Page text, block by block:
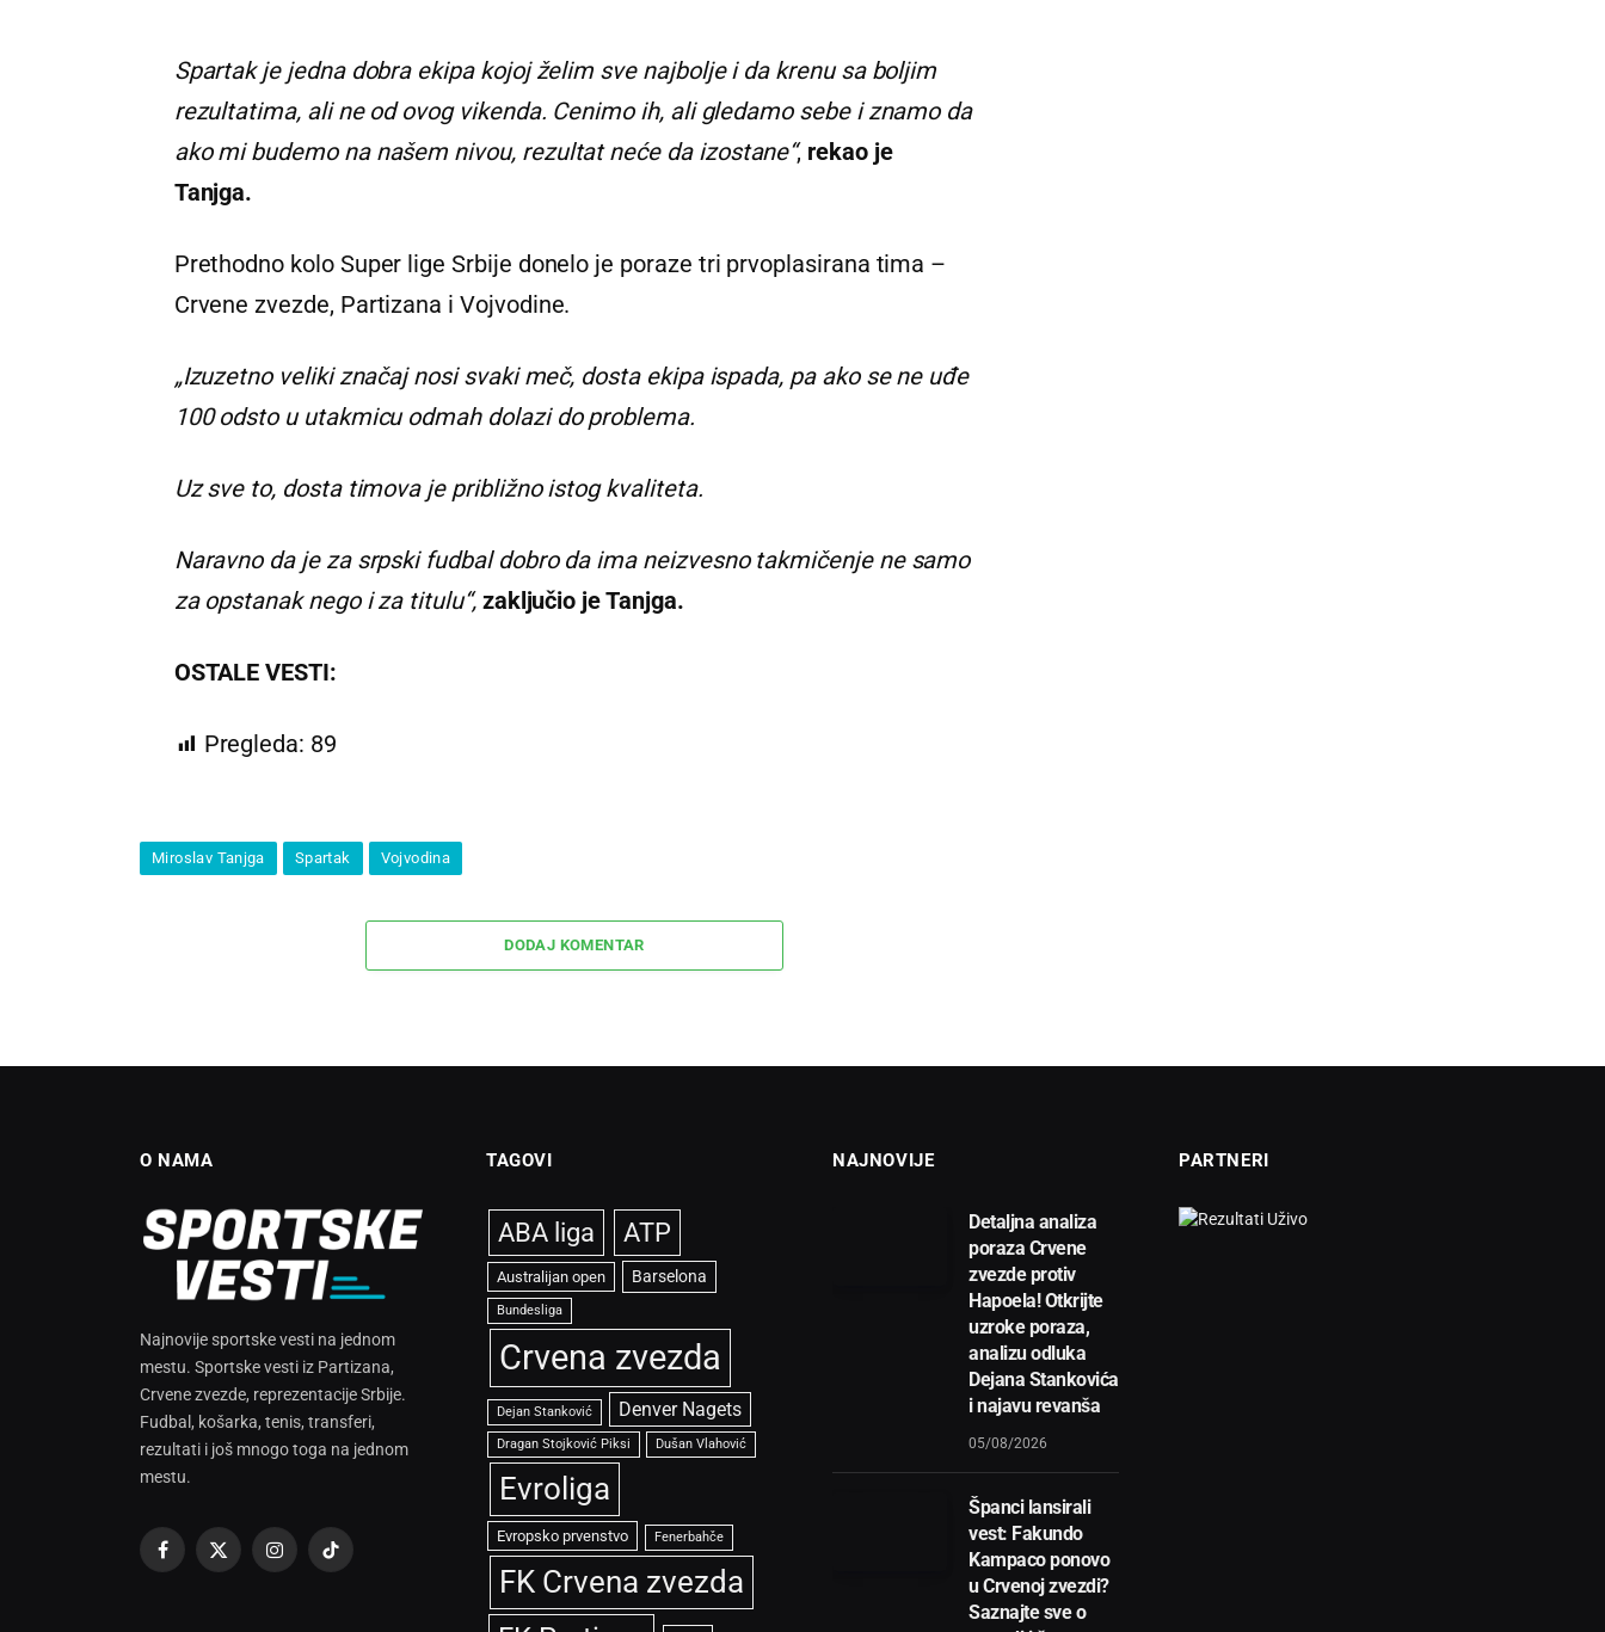
Spartak je jedna dobra ekipa kojoj želim sve najbolje i da krenu sa boljim
rezultatima, ali ne od ovog vikenda. Cenimo ih, ali gledamo sebe i znamo da
ako mi budemo na našem nivou, rezultat neće da izostane“, rekao je
Tanjga.
Prethodno kolo Super lige Srbije donelo je poraze tri prvoplasirana tima –
Crvene zvezde, Partizana i Vojvodine.
„Izuzetno veliki značaj nosi svaki meč, dosta ekipa ispada, pa ako se ne uđe
100 odsto u utakmicu odmah dolazi do problema.
Uz sve to, dosta timova je približno istog kvaliteta.
Naravno da je za srpski fudbal dobro da ima neizvesno takmičenje ne samo
za opstanak nego i za titulu“, zaključio je Tanjga.
OSTALE VESTI:
Pregleda: 89
Miroslav Tanjga Spartak Vojvodina
DODAJ KOMENTAR
O NAMA
Najnovije sportske vesti na jednom
mestu. Sportske vesti iz Partizana,
Crvene zvezde, reprezentacije Srbije.
Fudbal, košarka, tenis, transferi,
rezultati i još mnogo toga na jednom
mestu.
Facebook
X
InstagramTikTok
TAGOVI
ABA liga ATP
Australijan open Barselona
Bundesliga
Crvena zvezda
Dejan Stanković Denver Nagets
Dragan Stojković Piksi Dušan Vlahović
Evroliga
Evropsko prvenstvo Fenerbahče
FK Crvena zvezda
NAJNOVIJE
Detaljna analiza
poraza Crvene
zvezde protiv
Hapoela! Otkrijte
uzroke poraza,
analizu odluka
Dejana Stankovića
i najavu revanša
05/08/2026
Španci lansirali
vest: Fakundo
Kampaco ponovo
u Crvenoj zvezdi?
Saznajte sve o
PARTNERI